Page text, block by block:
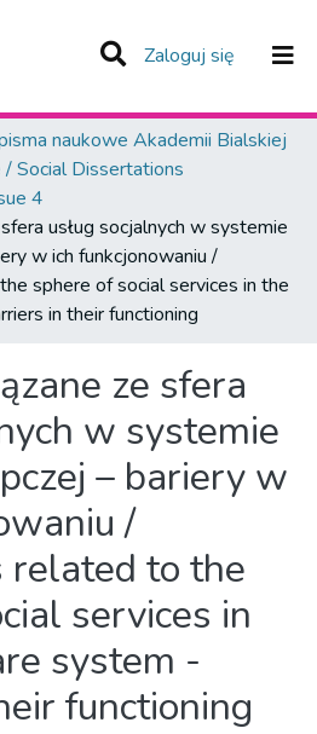
Zaloguj się (current)
naukowe Akademii Bialskiej
/ Social Dissertations
4
usług socjalnych w systemie
w ich funkcjonowaniu /
sphere of social services in the
in their functioning
ze sfera
w systemie
– bariery w
/
related to the
services in
system -
functioning